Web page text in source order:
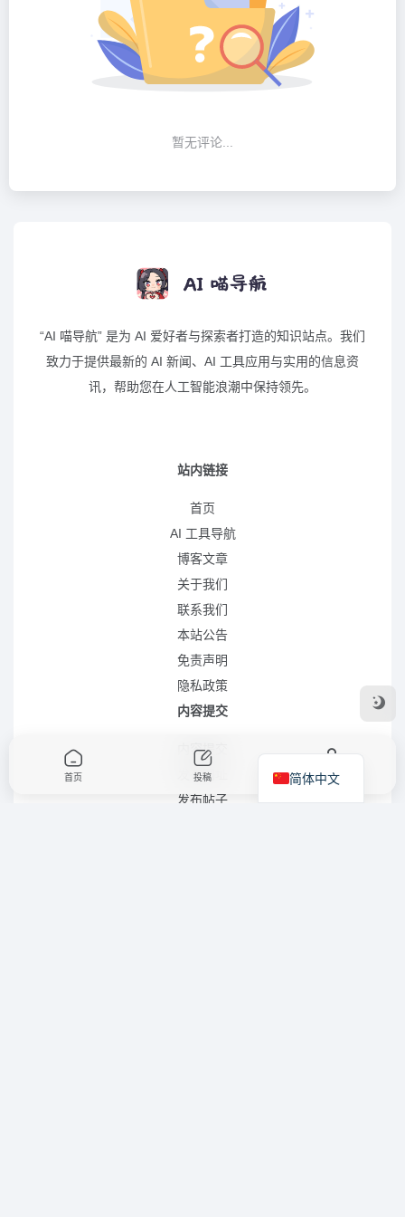
暂无评论...
“AI 喵导航” 是为 AI 爱好者与探索者打造的知识站点。我们
致力于提供最新的 AI 新闻、AI 工具应用与实用的信息资
讯，帮助您在人工智能浪潮中保持领先。
站内链接
首页
AI 工具导航
博客文章
关于我们
联系我们
本站公告
免责声明
隐私政策
内容提交
内容提交
发布网址
发布帖子
首页 投稿 我的
简体中文